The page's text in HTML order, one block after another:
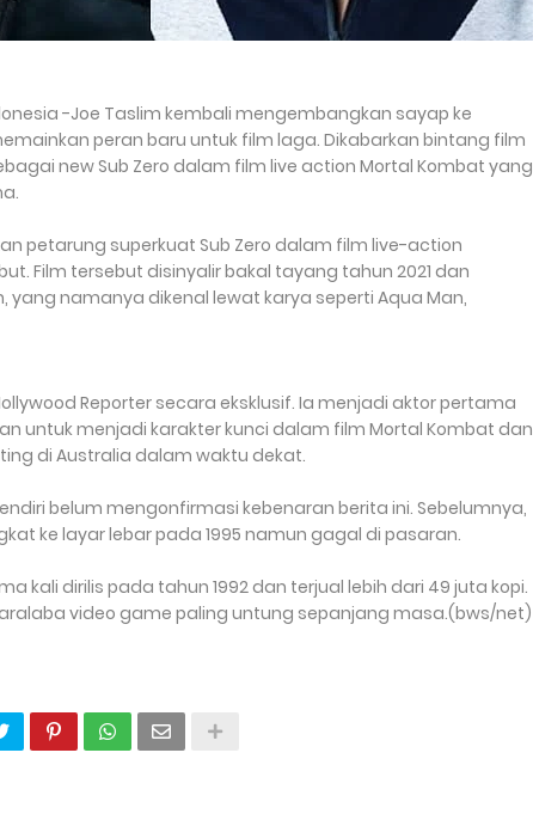
-Joe Taslim kembali mengembangkan sayap ke
peran baru untuk film laga. Dikabarkan bintang film
new Sub Zero dalam film live action Mortal Kombat yang
petarung superkuat Sub Zero dalam film live-action
Film tersebut disinyalir bakal tayang tahun 2021 dan
yang namanya dikenal lewat karya seperti Aqua Man,
Reporter secara eksklusif. Ia menjadi aktor pertama
untuk menjadi karakter kunci dalam film Mortal Kombat dan
di Australia dalam waktu dekat.
belum mengonfirmasi kebenaran berita ini. Sebelumnya,
ke layar lebar pada 1995 namun gagal di pasaran.
kali dirilis pada tahun 1992 dan terjual lebih dari 49 juta kopi.
video game paling untung sepanjang masa.(bws/net)